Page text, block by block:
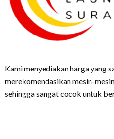
Kami menyediakan harga yang
merekomendasikan mesin-
sehingga sangat cocok untuk